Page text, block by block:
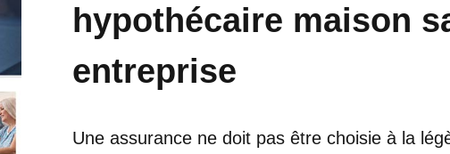
hypothécaire maison
entreprise
Une assurance ne doit pas être choisie à la